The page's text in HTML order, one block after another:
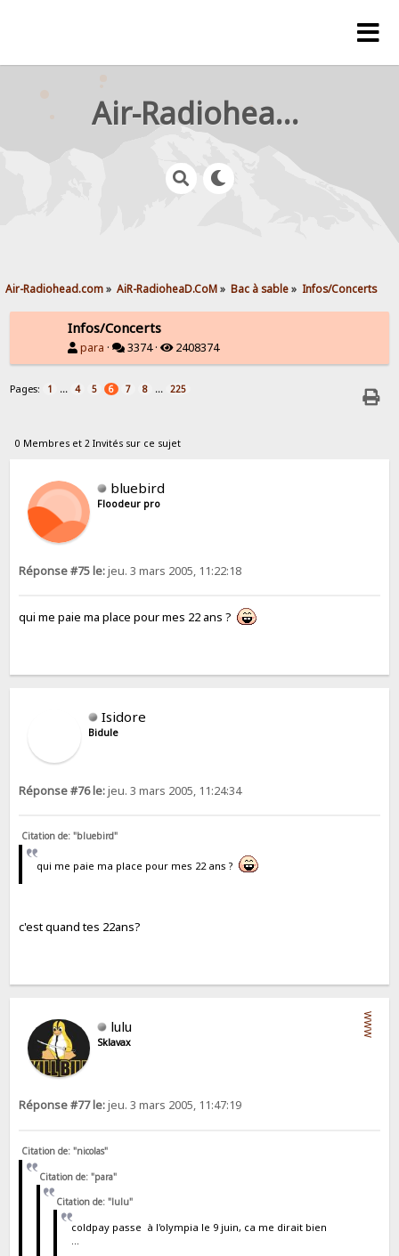
Air-Radiohead.com
Air-Radiohead.com» AiR-RadioheaD.CoM» Bac à sable» Infos/Concerts
Infos/Concerts
para · 3374 · 2408374
Pages: 1 ... 4 5 6 7 8 ... 225
0 Membres et 2 Invités sur ce sujet
bluebird
Floodeur pro
Réponse #75 le:jeu. 3 mars 2005, 11:22:18
qui me paie ma place pour mes 22 ans ?
Isidore
Bidule
Réponse #76 le:jeu. 3 mars 2005, 11:24:34
Citation de: "bluebird"
qui me paie ma place pour mes 22 ans ?
c'est quand tes 22ans?
lulu
Sklavax
WWW
Réponse #77 le:jeu. 3 mars 2005, 11:47:19
Citation de: "nicolas"
Citation de: "para"
Citation de: "lulu"
coldpay passe à l'olympia le 9 juin, ca me dirait bien
...